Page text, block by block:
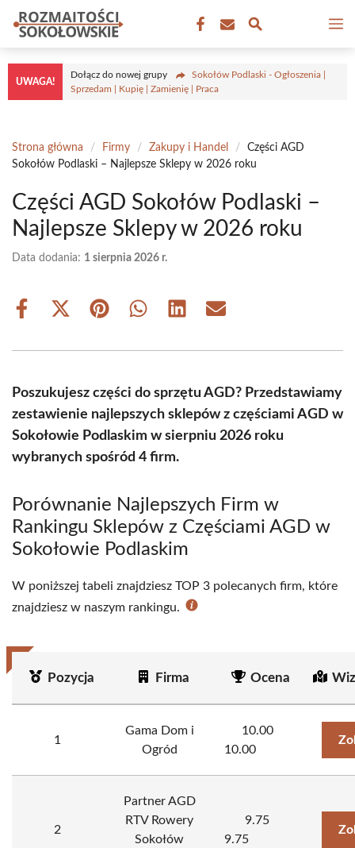
Przejdź
treści
UWAGA!
Dołącz do nowej grupy
Sokołów Podlaski - Ogłoszenia |
Sprzedam | Kupię | Zamienię | Praca
Strona główna / Firmy / Zakupy i Handel /
Części AGD
Sokołów Podlaski – Najlepsze Sklepy w 2026 roku
Części AGD Sokołów Podlaski –
Najlepsze Sklepy w 2026 roku
Data dodania: 1 sierpnia 2026 r.
Share
Share
(Twitter)
Share Share Share Share
Poszukujesz części do sprzętu AGD? Przedstawiamy
zestawienie najlepszych sklepów z częściami AGD w
Sokołowie Podlaskim w sierpniu 2026 roku
wybranych spośród 4 firm.
Porównanie Najlepszych Firm w
Rankingu Sklepów z Częściami AGD w
Sokołowie Podlaskim
W poniższej tabeli znajdziesz TOP 3 polecanych firm, które
znajdziesz w naszym rankingu.
Pozycja Firma Ocena
1
Gama Dom i
Ogród
10.00
10.00
2
Partner AGD
RTV Rowery
Sokołów
9.75
9.75